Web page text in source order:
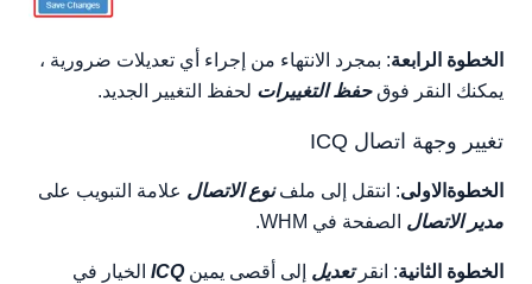
الخطوة الرابعة: بمجرد الانتهاء من إجراء أي تعديلات ضرورية ،
يمكنك النقر فوقحفظ التغييرات لحفظ التغيير الجديد.
تغيير وجهة اتصال ICQ
الخطوةالاولى: انتقل إلى ملفنوع الاتصال علامة التبويب على
مدير الاتصال الصفحة في WHM.
الخطوة الثانية: انقرتعديل إلى أقصى يمينICQ الخيار في